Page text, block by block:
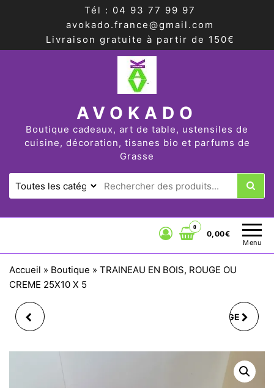
Tél : 04 93 77 99 97
avokado.france@gmail.com
Livraison gratuite à partir de 150€
AVOKADO
Boutique cadeaux, art de table, ustensiles de
cuisine, décoration, tisanes bio et parfums de
Grasse
Menu
0
0,00€
Accueil » Boutique » TRAINEAU EN BOIS, ROUGE OU
CREME 25X10 X 5
BOUTEILLE DE VOYAGE